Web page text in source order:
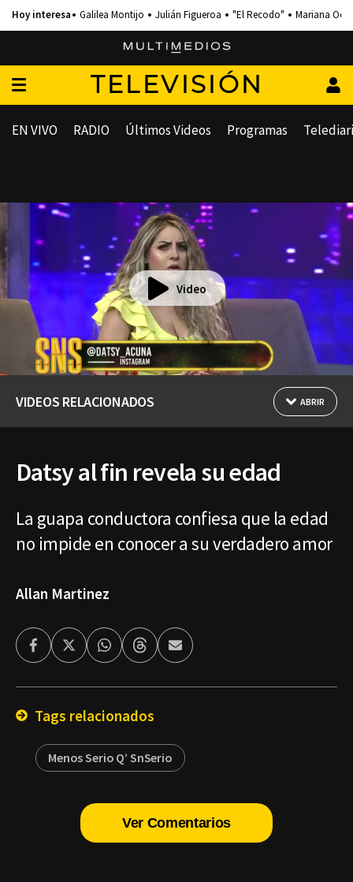
Galilea Montijo Julián Figueroa "El Recodo" Mariana
TELEVISIÓN
EN VIVO RADIO Últimos Videos Programas
Video
VIDEOS RELACIONADOS ABRIR
Datsy al fin revela su edad
La guapa conductora confiesa que la edad
no impide en conocer a su verdadero amor
Allan Martinez
FacebookTwitterWhatsappThreadsEnviar
por
Tags relacionados
Menos Serio Q’ SnSerio
Ver Comentarios